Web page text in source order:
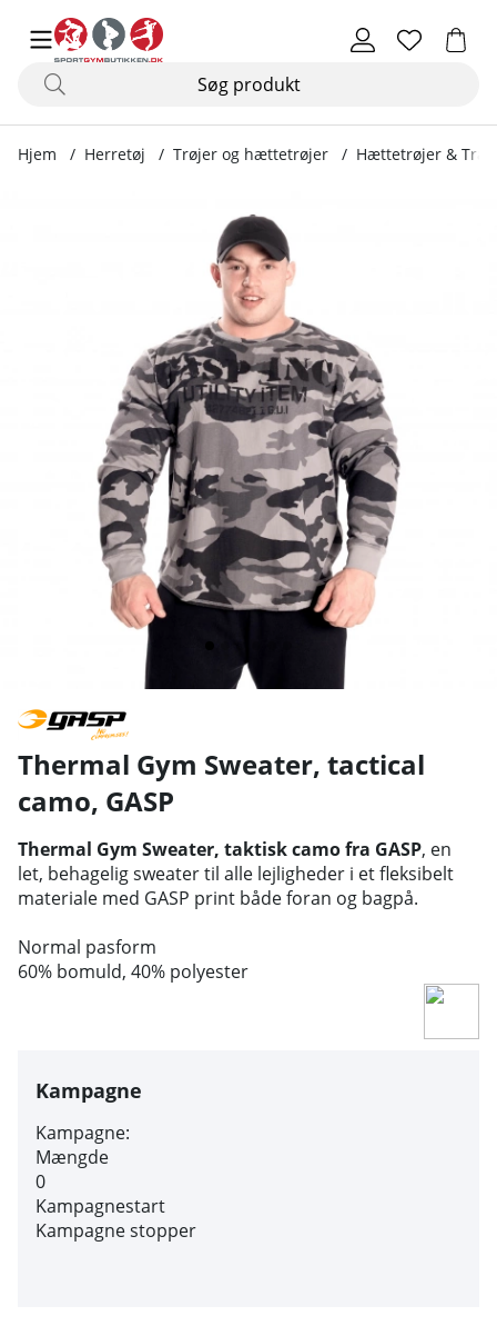
Hjem Herretøj Trøjer og hættetrøjer Hættetrøjer &
Thermal Gym Sweater, tactical
camo, GASP
Thermal Gym Sweater, taktisk camo fra GASP, en
let, behagelig sweater til alle lejligheder i et fleksibelt
materiale med GASP print både foran og bagpå.
Normal pasform
60% bomuld, 40% polyester
Kampagne
Kampagne:
Mængde
0
Kampagnestart
Kampagne stopper